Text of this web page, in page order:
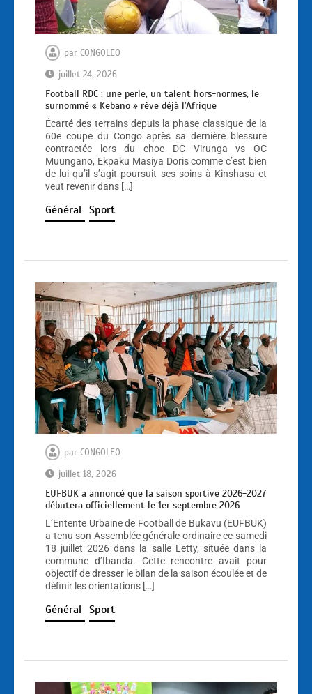
par CONGOLEO
juillet 24, 2026
Football RDC : une perle, un talent hors-normes, le
surnommé « Kebano » rêve déjà l’Afrique
Écarté des terrains depuis la phase classique de la
60e coupe du Congo après sa dernière blessure
contractée lors du choc DC Virunga vs OC
Muungano, Ekpaku Masiya Doris comme c’est bien
de lui qu’il s’agit poursuit ses soins à Kinshasa et
veut revenir dans […]
Général Sport
par CONGOLEO
juillet 18, 2026
EUFBUK a annoncé que la saison sportive 2026-2027
débutera officiellement le 1er septembre 2026
L’Entente Urbaine de Football de Bukavu (EUFBUK)
a tenu son Assemblée générale ordinaire ce samedi
18 juillet 2026 dans la salle Letty, située dans la
commune d’Ibanda. Cette rencontre avait pour
objectif de dresser le bilan de la saison écoulée et de
définir les orientations […]
Général Sport